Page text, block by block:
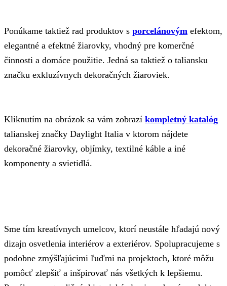
Ponúkame taktiež rad produktov s porcelánovým efektom,
elegantné a efektné žiarovky, vhodný pre komerčné
činnosti a domáce použitie. Jedná sa taktiež o taliansku
značku exkluzívnych dekoračných žiaroviek.
Kliknutím na obrázok sa vám zobrazí kompletný katalóg
talianskej značky Daylight Italia v ktorom nájdete
dekoračné žiarovky, objímky, textilné káble a iné
komponenty a svietidlá.
Sme tím kreatívnych umelcov, ktorí neustále hľadajú nový
dizajn osvetlenia interiérov a exteriérov. Spolupracujeme s
podobne zmýšľajúcimi ľuďmi na projektoch, ktoré môžu
pomôcť zlepšiť a inšpirovať nás všetkých k lepšiemu.